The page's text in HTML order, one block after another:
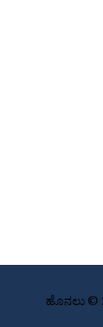
ಹೊನಲು ©